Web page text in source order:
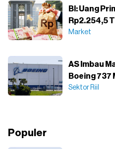
BI: Uang
Rp2.254,5
Market
AS Imbau
Boeing 737
Sektor Riil
Populer